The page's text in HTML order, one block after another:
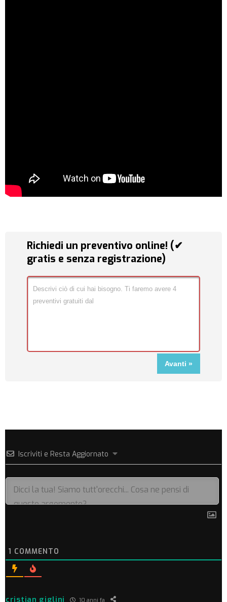
Richiedi un preventivo online! (✔
gratis e senza registrazione)
Iscriviti e Resta Aggiornato
1 COMMENTO
cristian giglini 10 anni fa